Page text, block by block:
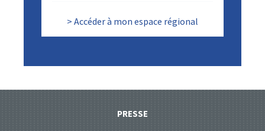
> Accéder à mon espace régional
PRESSE